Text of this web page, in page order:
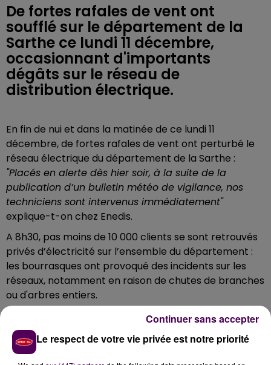
De fortes rafales de vent ont
soufflé sur le département de la
Sarthe ce lundi 11 décembre,
occasionnant d'importants
dégâts sur le réseau de
distribution électrique.
En fin de nui et dans la matinée de ce lundi 11
décembre, de fortes rafales de vent ont perturbé le
réseau électrique du département de la Sarthe :
"Placés en alerte dès hier soir, à la suite de la
publication d’un bulletin météo de vigilance, nos
techniciens sont intervenus immédiatement"
explique-t-on chez Enedis.
A 8h30, pas moins de 10 000 clients se sont retrouvés
privés d’électricité sur l’ensemble du département :
les bourrasques ont provoqué des incidents sur les
réseaux, notamment en raison de chutes de branches
ou d'arbres entiers.
Une cellule de crise a été mise en place avec
notamment la mise à disposition d’un numéro de
téléphone pour les collectivités locales. Les équipes
Le respect de votre vie privée est notre priorité
Continuer sans accepter